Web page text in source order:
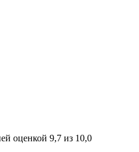
оценкой 9,7 из 10,0